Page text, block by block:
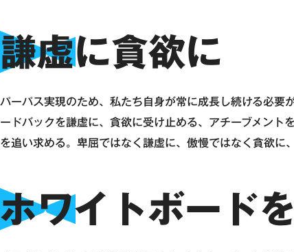
謙虚に貪欲に
パーパス実現のため、私たち自身が常に成長し続ける必要
ードバックを謙虚に、貪欲に受け止める、アチーブメント
を追い求める。卑屈ではなく謙虚に、傲慢ではなく貪欲に
ホワイトボード